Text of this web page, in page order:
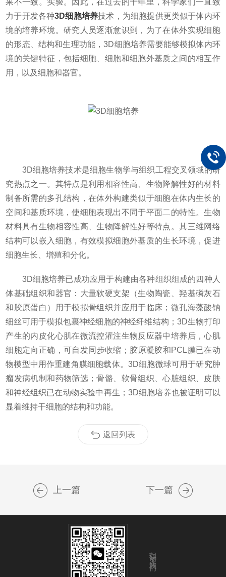
果不一致。实验。因此，在过去的十年里，科学家们一直致
力于开发各种3D细胞培养技术，为细胞提供更类似于体内环
境的培养环境。研究人员逐渐意识到，为了在体外实现细胞
的形态、结构和生理功能，3D细胞培养需要能够模拟体内环
境的关键特征，包括细胞、细胞和细胞外基质之间的相互作
用，以及细胞和器官。
3D细胞培养技术是细胞生物学与组织工程交叉领域的研
究热点之一。其特点是利用相容性高、生物降解性好的材料
制备所需的多孔结构，在体外构建类似于细胞在体内生长的
空间和基质环境，使细胞表现出不同于平面二的特性。生物
材料具有生物相容性高、生物降解性好等特点。其三维网络
结构可以嵌入细胞，有效模拟细胞外基质的生长环境，促进
细胞生长、增殖和分化。
3D细胞培养已成功应用于构建由各种组织组成的四种人
体基础组织和器官：大量软硬支架（生物陶瓷、羟基磷灰石
和胶原蛋白）用于模拟骨组织并应用于临床；微孔海藻酸钠
细丝可用于模拟包裹神经细胞的神经纤维结构；3D生物打印
产生的内皮化心肌在微流控灌注生物反应器中培养后，心肌
细胞定向正确，可自发同步收缩；胶原凝胶和PCL膜已在动
物模型中用作重建角膜细胞载体。3D细胞微球可用于研究肿
瘤发病机制和药物筛选；骨骼、软骨组织、心脏组织、皮肤
和神经组织已在动物实验中再生；3D细胞培养也被证明可以
显着维持干细胞的结构和功能。
返回列表
上一篇 下一篇
扫码关注我们